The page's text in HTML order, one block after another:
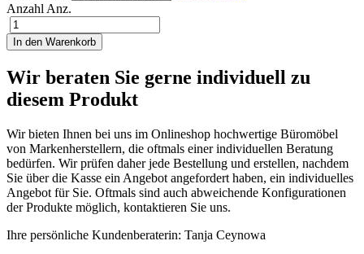
Anzahl Anz.
In den Warenkorb
Wir beraten Sie gerne individuell zu
diesem Produkt
Wir bieten Ihnen bei uns im Onlineshop hochwertige Büromöbel
von Markenherstellern, die oftmals einer individuellen Beratung
bedürfen. Wir prüfen daher jede Bestellung und erstellen, nachdem
Sie über die Kasse ein Angebot angefordert haben, ein individuelles
Angebot für Sie. Oftmals sind auch abweichende Konfigurationen
der Produkte möglich, kontaktieren Sie uns.
Ihre persönliche Kundenberaterin: Tanja Ceynowa